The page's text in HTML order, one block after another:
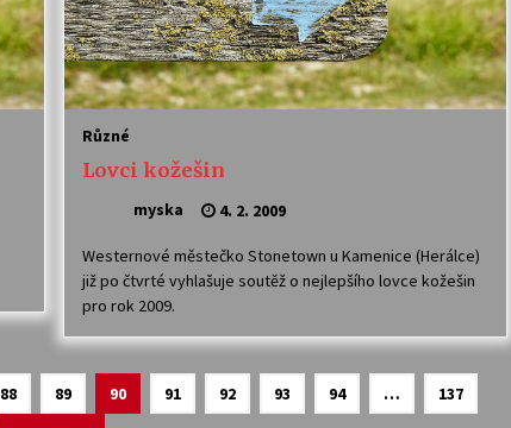
Různé
Lovci kožešin
myska 4. 2. 2009
Westernové městečko Stonetown u Kamenice (Herálce)
již po čtvrté vyhlašuje soutěž o nejlepšího lovce kožešin
pro rok 2009.
88 89 90 91 92 93 94 …
137